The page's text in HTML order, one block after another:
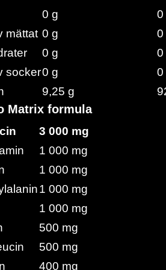
0 g
0
mättat 0 g
0
0 g
0
socker0 g
0
9,25 g
Matrix formula
3 000 mg
1 000 mg
1 000 mg
1 000 mg
1 000 mg
500 mg
500 mg
400 mg